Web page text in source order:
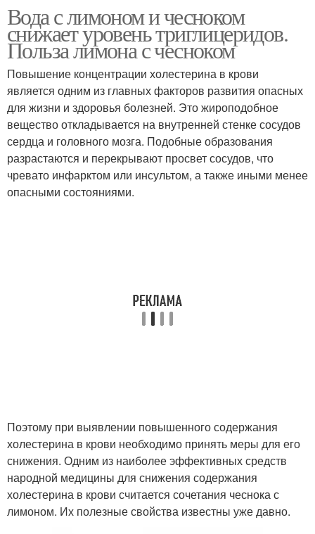
Настойка с лимоном
Вода с лимоном и чесноком
снижает уровень триглицеридов.
Польза лимона с чесноком
Повышение концентрации холестерина в крови
является одним из главных факторов развития опасных
для жизни и здоровья болезней. Это жироподобное
вещество откладывается на внутренней стенке сосудов
сердца и головного мозга. Подобные образования
разрастаются и перекрывают просвет сосудов, что
чревато инфарктом или инсультом, а также иными менее
опасными состояниями.
Поэтому при выявлении повышенного содержания
холестерина в крови необходимо принять меры для его
снижения. Одним из наиболее эффективных средств
народной медицины для снижения содержания
холестерина в крови считается сочетания чеснока с
лимоном. Их полезные свойства известны уже давно.